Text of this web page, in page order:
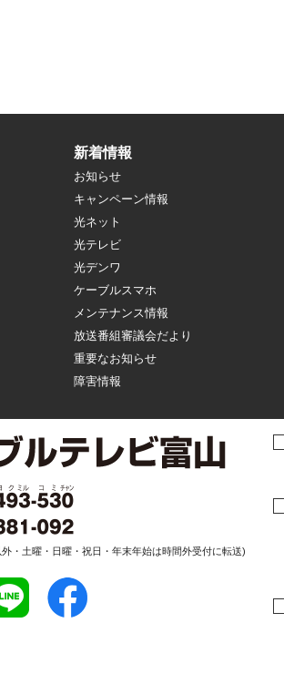
新着情報
お知らせ
キャンペーン情報
光ネット
光テレビ
光デンワ
ケーブルスマホ
メンテナンス情報
放送番組審議会だより
重要なお知らせ
障害情報
・土曜・日曜・祝日・年末年始は時間外受付に転送)